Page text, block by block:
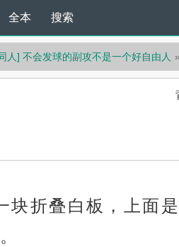
全本 搜索
人] 不会发球的副攻不是一个好自由人
块折叠白板，上面